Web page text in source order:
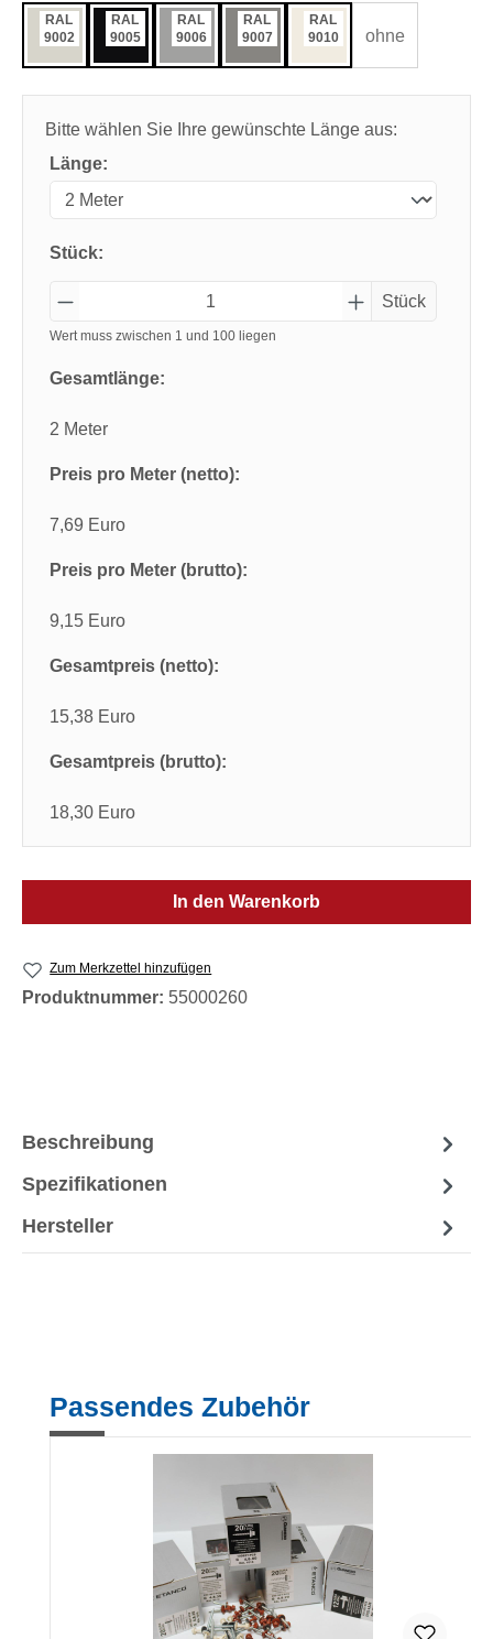
RAL
9002
RAL
9005
RAL
9006
RAL
9007
RAL
9010
ohne
Bitte wählen Sie Ihre gewünschte Länge aus:
Länge:
Stück:
Stück
Wert muss zwischen 1 und 100 liegen
Gesamtlänge:
2 Meter
Preis pro Meter (netto):
7,69 Euro
Preis pro Meter (brutto):
9,15 Euro
Gesamtpreis (netto):
15,38 Euro
Gesamtpreis (brutto):
18,30 Euro
In den Warenkorb
Zum Merkzettel hinzufügen
Produktnummer: 55000260
Beschreibung
Spezifikationen
Hersteller
Produktgalerie überspringen
Passendes Zubehör